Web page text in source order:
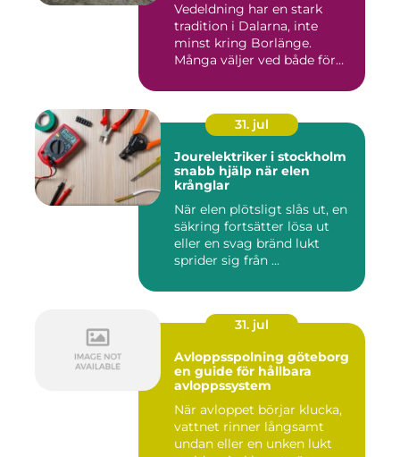
Vedeldning har en stark
tradition i Dalarna, inte
minst kring Borlänge.
Många väljer ved både för
31. jul
Jourelektriker i stockholm
snabb hjälp när elen
krånglar
När elen plötsligt slås ut, en
säkring fortsätter lösa ut
eller en svag bränd lukt
sprider sig från ...
31. jul
Avloppsspolning göteborg
en guide för hållbara
avloppssystem
När avloppet börjar klucka,
vattnet rinner långsamt
undan eller en unken lukt